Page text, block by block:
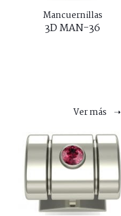
Mancuernillas
3D MAN-36
Ver más ➝